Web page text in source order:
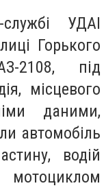
УДАІ
Горького
2108, під
місцевого
даними,
автомобіль
водій